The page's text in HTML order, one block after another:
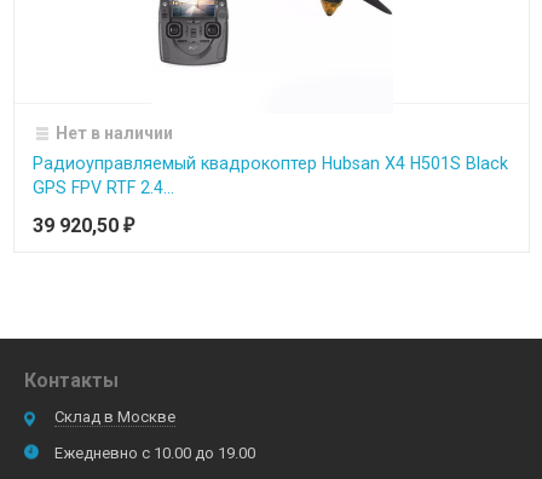
Нет в наличии
Радиоуправляемый квадрокоптер Hubsan X4 H501S Black
GPS FPV RTF 2.4...
39 920,50 ₽
Контакты
Склад в Москве
Ежедневно с 10.00 до 19.00